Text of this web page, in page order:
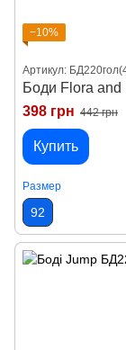
−10%
Артикул:
Боди Flora
398 грн 442 грн
Купить
Размер
92